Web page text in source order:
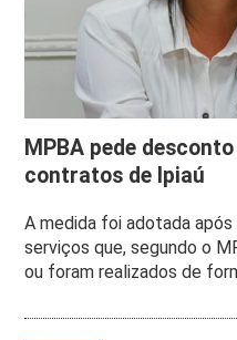
MPBA pede
contratos de Ipiaú
A medida foi adotada
serviços que, segundo o
ou foram realizados de